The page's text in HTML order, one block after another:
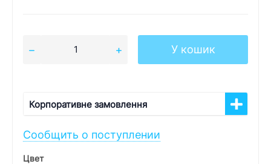
У кошик
Корпоративне замовлення
Сообщить о поступлении
Цвет